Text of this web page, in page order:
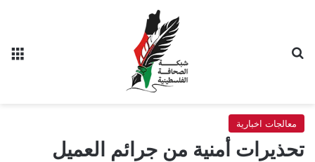
معالجات اخبارية
تحذيرات أمنية من جرائم العميل